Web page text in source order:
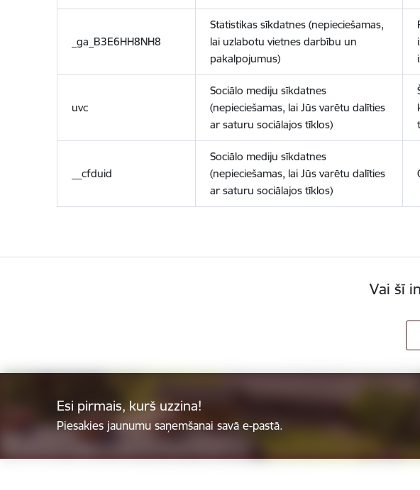
_ga_B3E6HH8NH8
Statistikas sīkdatnes (nepieciešamas,
lai uzlabotu vietnes darbību un
pakalpojumus)
uvc
Sociālo mediju sīkdatnes
(nepieciešamas, lai Jūs varētu dalīties
ar saturu sociālajos tīklos)
__cfduid
Sociālo mediju sīkdatnes
(nepieciešamas, lai Jūs varētu dalīties
ar saturu sociālajos tīklos)
Vai šī
Esi pirmais, kurš uzzina!
Piesakies jaunumu saņemšanai savā e-pastā.